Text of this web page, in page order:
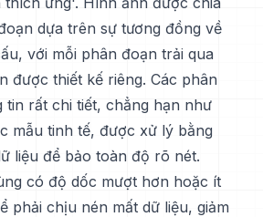
dựa trên sự tương đồng về
với mỗi phân đoạn trải qua
được thiết kế riêng. Các phân
tin rất chi tiết, chẳng hạn như
mẫu tinh tế, được xử lý bằng
liệu để bảo toàn độ rõ nét.
có độ dốc mượt hơn hoặc ít
phải chịu nén mất dữ liệu, giảm